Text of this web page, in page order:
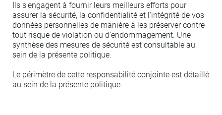
Ils s'engagent à fournir leurs meilleurs efforts pour
assurer la sécurité, la confidentialité et l'intégrité de vos
données personnelles de manière à les préserver contre
tout risque de violation ou d'endommagement. Une
synthèse des mesures de sécurité est consultable au
sein de la présente politique.
Le périmètre de cette responsabilité conjointe est détaillé
au sein de la présente politique.